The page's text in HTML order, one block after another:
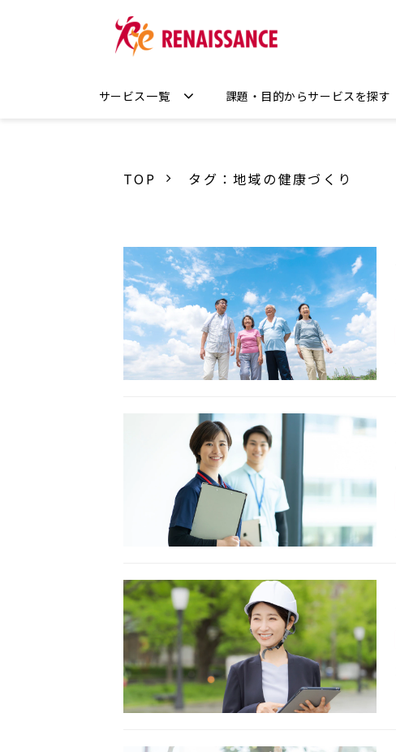
サービス一覧 課題・目的からサービスを探す
TOP タグ：地域の健康づくり